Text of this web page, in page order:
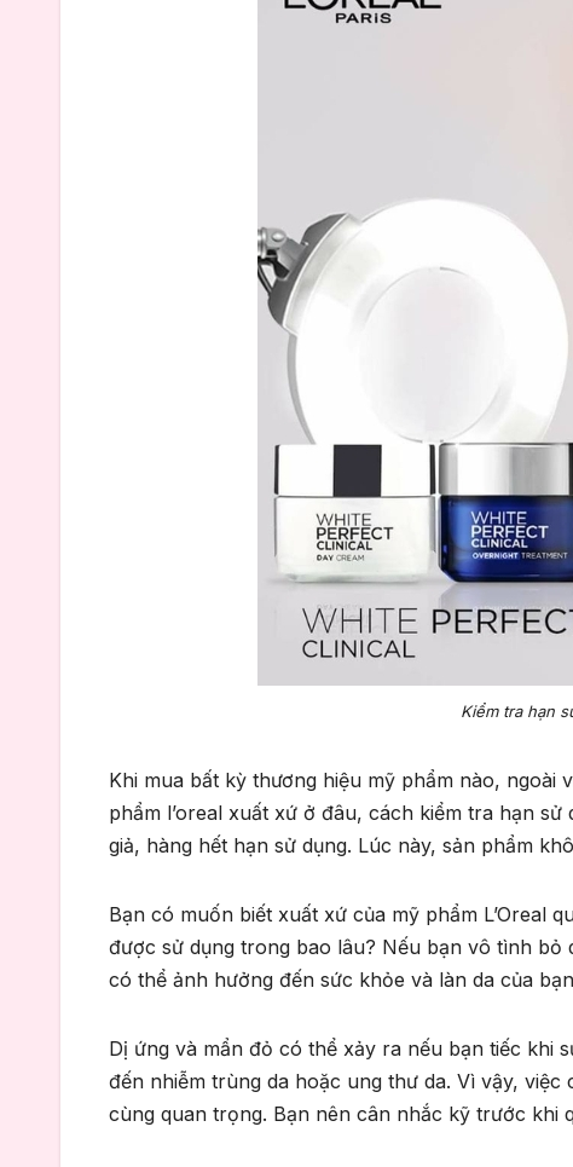
Kiểm tra hạn
Khi mua bất kỳ thương hiệu mỹ phẩm nào,
phẩm l’oreal xuất xứ ở đâu, cách kiểm tra hạn sử
giả, hàng hết hạn sử dụng. Lúc này, sản phẩm
Bạn có muốn biết xuất xứ của mỹ phẩm L’Oreal
được sử dụng trong bao lâu? Nếu bạn vô tình bỏ
có thể ảnh hưởng đến sức khỏe và làn da của
Dị ứng và mẩn đỏ có thể xảy ra nếu bạn tiếc khi
đến nhiễm trùng da hoặc ung thư da. Vì vậy, việc
cùng quan trọng. Bạn nên cân nhắc kỹ trước khi